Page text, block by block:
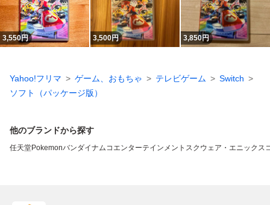
3,550円 3,500円 3,850円
Yahoo!フリマ ゲーム、おもちゃ テレビゲーム
Switch
ソフト（パッケージ版）
他のブランドから探す
任天堂Pokemonバンダイナムコエンターテインメント スクウェア・エニックス